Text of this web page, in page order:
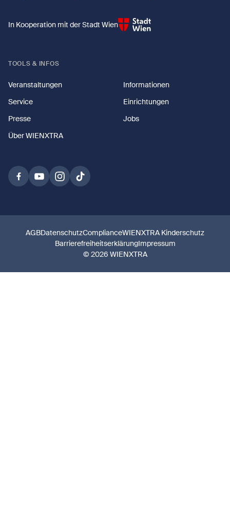
In Kooperation mit der Stadt Wien
TOOLS & INFOS
Veranstaltungen
Informationen
Service
Einrichtungen
Presse
Jobs
Über WIENXTRA
© 2026 WIENXTRA
AGBDatenschutzComplianceWIENXTRA Kinderschutz
BarrierefreiheitserklärungImpressum